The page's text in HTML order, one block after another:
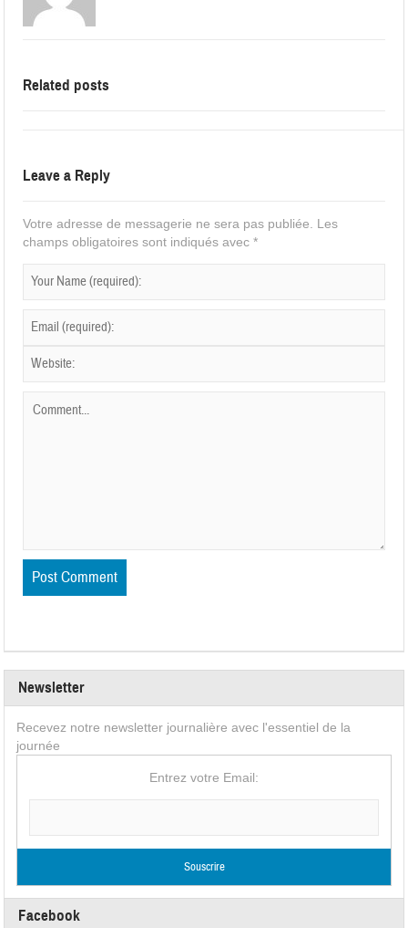
Related posts
Leave a Reply
Votre adresse de messagerie ne sera pas publiée.
Les
champs obligatoires sont indiqués avec*
Newsletter
Recevez notre newsletter journalière avec l'essentiel de la
journée
Entrez votre Email:
Facebook